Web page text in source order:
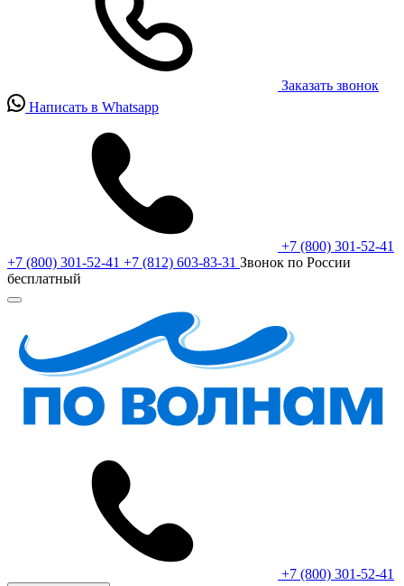
Заказать звонок
Написать в Whatsapp
+7 (800) 301-52-41
+7 (800) 301-52-41 +7 (812) 603-83-31 Звонок по России
бесплатный
+7 (800) 301-52-41